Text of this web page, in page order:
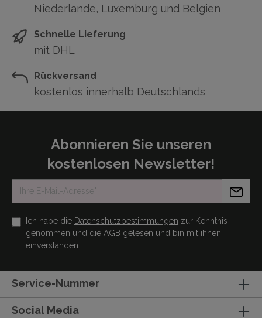
Niederlande, Luxemburg und Belgien
Schnelle Lieferung
mit DHL
Rückversand
kostenlos innerhalb Deutschlands
Abonnieren Sie unseren
kostenlosen Newsletter!
Ich habe die Datenschutzbestimmungen zur Kenntnis
genommen und die AGB gelesen und bin mit ihnen
einverstanden.
Service-Nummer
Social Media